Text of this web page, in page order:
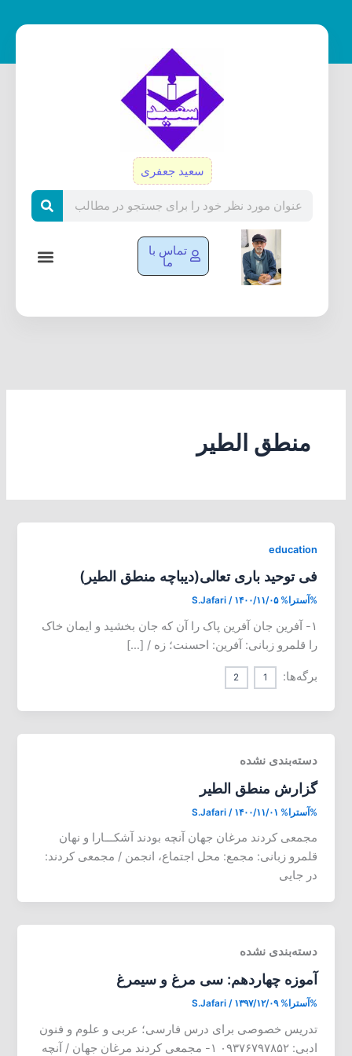
سعید جعفری
تماس با
ما
منطق الطیر
education
فی توحید باری تعالی(دیباچه منطق الطیر)
%آسترا% S.Jafari / ۱۴۰۰/۱۱/۰۵
۱- آفرین جان آفرین پاک را آن که جان بخشید و ایمان خاک
را قلمرو زبانی: آفرین: احسنت؛ زه / […]
برگه‌ها: 1
2
دسته‌بندی نشده
گزارش منطق الطیر
%آسترا% S.Jafari / ۱۴۰۰/۱۱/۰۱
مجمعی کردند مرغان جهان آنچه بودند آشکـــارا و نهان
قلمرو زبانی: مجمع: محل اجتماع، انجمن / مجمعی کردند:
در جایی
دسته‌بندی نشده
آموزه چهاردهم: سی مرغ و سیمرغ
%آسترا% S.Jafari / ۱۳۹۷/۱۲/۰۹
تدریس خصوصی برای درس فارسی؛ عربی و علوم و فنون
ادبی: ۰۹۳۷۶۷۹۷۸۵۲ ۱- مجمعی کردند مرغان جهان / آنچه